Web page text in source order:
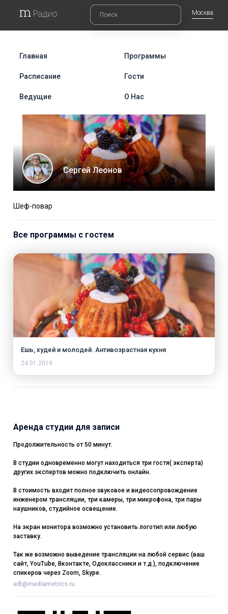
Москва
Главная Программы
Расписание Гости
Ведущие О Нас
Сергей Леонов
Шеф-повар
Все программы с гостем
Ешь, худей и молодей. Антивозрастная кухня
24.01.2019
Аренда студии для записи
Продолжительность от 50 минут.
В студии одновременно могут находиться три гостя( эксперта)
других экспертов можно подключить онлайн.
В стоимость входит полное звуковое и видеосопровождение
инженером трансляции, три камеры, три микрофона, три пары
наушников, студийное освещение.
На экран монитора возможно установить логотип или любую
заставку.
Так же возможно выведение трансляции на любой сервис (ваш
сайт, YouTube, Вконтакте, Одоклассники и т.д.), подключение
спикеров через Zoom, Skype.
adt@mediametrics.ru